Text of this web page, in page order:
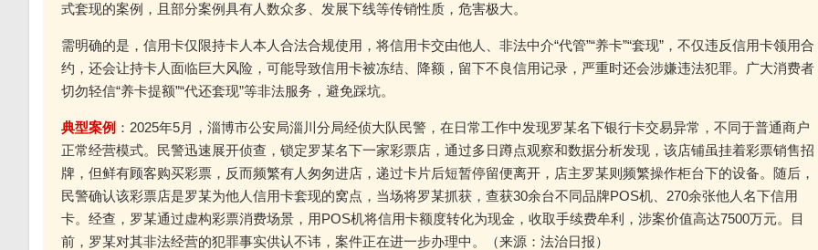
式套现的案例，且部分案例具有人数众多、发展下线等传销性质，危害极大。
需明确的是，信用卡仅限持卡人本人合法合规使用，将信用卡交由他人、非法中介“代管”“养卡”“套现”，不仅违反信用卡领用合
约，还会让持卡人面临巨大风险，可能导致信用卡被冻结、降额，留下不良信用记录，严重时还会涉嫌违法犯罪。广大消费者
切勿轻信“养卡提额”“代还套现”等非法服务，避免踩坑。
典型案例 ：2025年5月，淄博市公安局淄川分局经侦大队民警，在日常工作中发现罗某名下银行卡交易异常，不同于普通商户
正常经营模式。民警迅速展开侦查，锁定罗某名下一家彩票店，通过多日蹲点观察和数据分析发现，该店铺虽挂着彩票销售招
牌，但鲜有顾客购买彩票，反而频繁有人匆匆进店，递过卡片后短暂停留便离开，店主罗某则频繁操作柜台下的设备。随后，
民警确认该彩票店是罗某为他人信用卡套现的窝点，当场将罗某抓获，查获30余台不同品牌POS机、270余张他人名下信用
卡。经查，罗某通过虚构彩票消费场景，用POS机将信用卡额度转化为现金，收取手续费牟利，涉案价值高达7500万元。目
前，罗某对其非法经营的犯罪事实供认不讳，案件正在进一步办理中。（来源：法治日报）